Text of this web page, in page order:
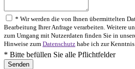
* Wir werden die von Ihnen übermittelten
Bearbeitung Ihrer Anfrage verarbeiten. Weitere
zum Umgang mit Nutzerdaten finden Sie in
Hinweise zum Datenschutz habe ich zur
* Bitte befüllen Sie alle Pflichtfelder